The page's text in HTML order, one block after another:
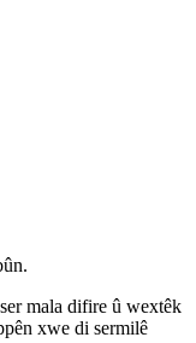
mala difire û wextêk
xwe di sermilê